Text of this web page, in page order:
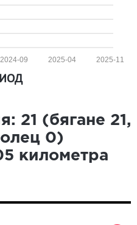
2025-11
2025-04
2024-09
21 (бягане 21 ,
0)
километра